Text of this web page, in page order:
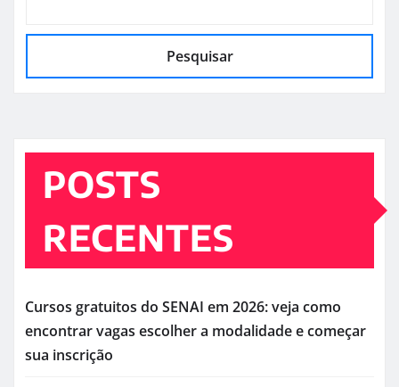
Pesquisar
POSTS
RECENTES
Cursos gratuitos do SENAI em 2026: veja como
encontrar vagas escolher a modalidade e começar
sua inscrição